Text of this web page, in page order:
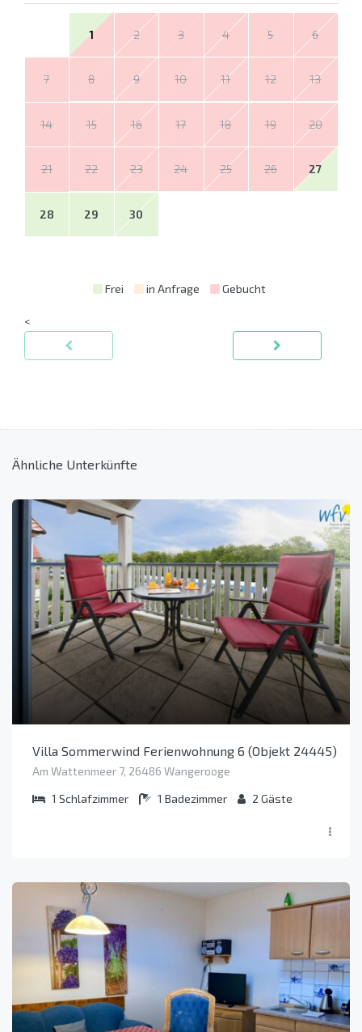
1 2 3 4 5 6
7 8 9 10 11 12 13
14 15 16 17 18 19 20
21 22 23 24 25 26 27
28 29 30
Frei in Anfrage Gebucht
<
Ähnliche Unterkünfte
Villa Sommerwind Ferienwohnung 6 (Objekt 24445)
Am Wattenmeer 7, 26486 Wangerooge
1 Schlafzimmer 1 Badezimmer 2 Gäste